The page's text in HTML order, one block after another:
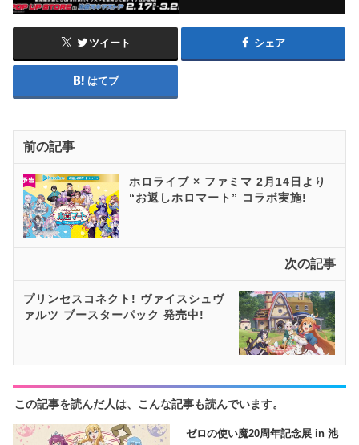
ツイート シェア
はてブ
前の記事
ホロライブ × ファミマ 2月14日より
“お返しホロマート” コラボ実施!
次の記事
プリンセスコネクト! ヴァイスシュヴ
ァルツ ブースターパック 発売中!
この記事を読んだ人は、こんな記事も読んでいます。
ゼロの使い魔20周年記念展 in 池